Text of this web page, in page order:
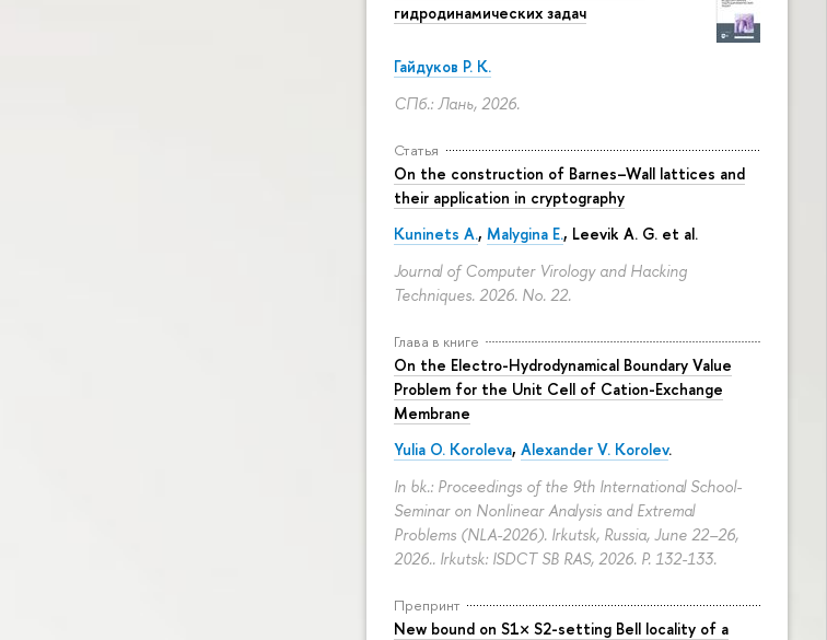
гидродинамических задач
Гайдуков Р. К.
СПб.: Лань, 2026.
Статья
On the construction of Barnes–Wall lattices and
their application in cryptography
Kuninets A., Malygina E., Leevik A. G. et al.
Journal of Computer Virology and Hacking
Techniques. 2026. No. 22.
Глава в книге
On the Electro-Hydrodynamical Boundary Value
Problem for the Unit Cell of Cation-Exchange
Membrane
Yulia O. Koroleva, Alexander V. Korolev.
In bk.: Proceedings of the 9th International School-
Seminar on Nonlinear Analysis and Extremal
Problems (NLA-2026). Irkutsk, Russia, June 22–26,
2026.. Irkutsk: ISDCT SB RAS, 2026. P. 132-133.
Препринт
New bound on S1× S2-setting Bell locality of a